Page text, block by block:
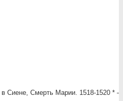
в Сиене, Смерть Марии. 1518-1520 * —